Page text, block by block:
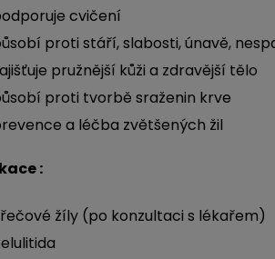
cvičení
proti stáří, slabosti, únavě,
pružnější kůži a zdravější tělo
proti tvorbě sraženin krve
a léčba zvětšených žil
:
žíly (po konzultaci s lékařem)